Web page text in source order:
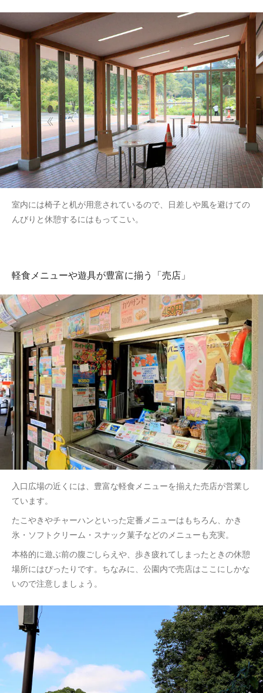
室内には椅子と机が用意されているので、日差しや風を避けての
んびりと休憩するにはもってこい。
軽食メニューや遊具が豊富に揃う「売店」
入口広場の近くには、豊富な軽食メニューを揃えた売店が営業し
ています。
たこやきやチャーハンといった定番メニューはもちろん、かき
氷・ソフトクリーム・スナック菓子などのメニューも充実。
本格的に遊ぶ前の腹ごしらえや、歩き疲れてしまったときの休憩
場所にはぴったりです。ちなみに、公園内で売店はここにしかな
いので注意しましょう。